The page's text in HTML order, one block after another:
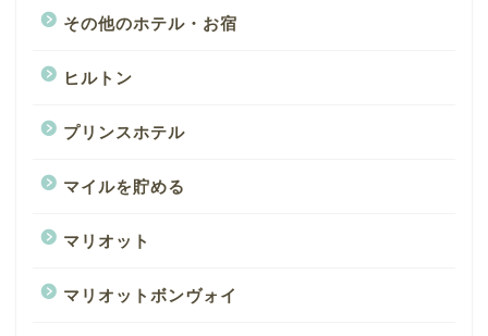
その他のホテル・お宿
ヒルトン
プリンスホテル
マイルを貯める
マリオット
マリオットボンヴォイ